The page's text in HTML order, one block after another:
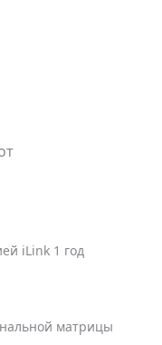
iLink 1 год
До / После
матрицы
До / После